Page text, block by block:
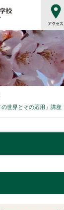
の世界とその応用」講座